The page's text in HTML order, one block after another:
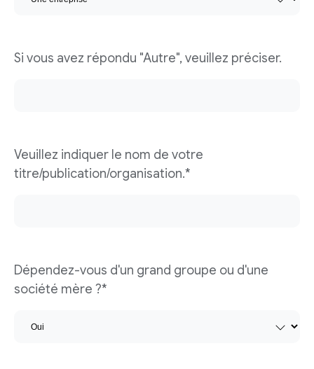
Si vous avez répondu "Autre", veuillez préciser.
Veuillez indiquer le nom de votre
titre/publication/organisation.*
Dépendez-vous d'un grand groupe ou d'une
société mère ?*